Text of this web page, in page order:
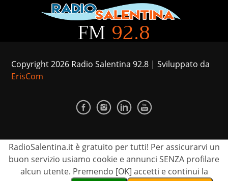
FM 92.8
Copyright 2026 Radio Salentina 92.8 | Sviluppato da
ErisCom
CONTATTI PUBBLICIZZATI
TEAM
PRIVACY
RadioSalentina.it è gratuito per tutti! Per assicurarvi un
buon servizio usiamo cookie e annunci SENZA profilare
alcun utente. Premendo [OK] accetti e continui la